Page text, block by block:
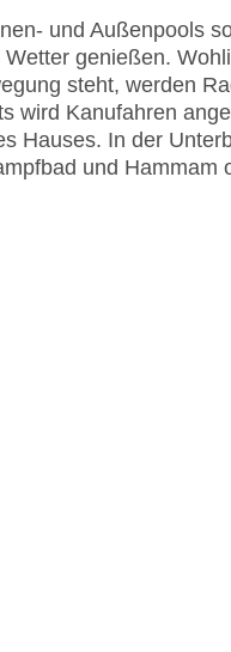
und Außenpools
genießen.
steht, werden
wird Kanufahren
Hauses. In der
und